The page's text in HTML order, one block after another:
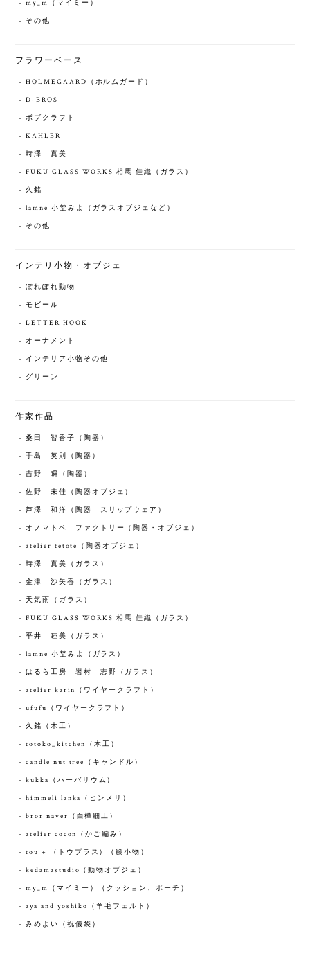
my_m（マイミー）
その他
フラワーベース
HOLMEGAARD（ホルムガード）
D-BROS
ボブクラフト
KAHLER
時澤 真美
FUKU GLASS WORKS 相馬 佳織（ガラス）
久銘
lamne 小埜みよ（ガラスオブジェなど）
その他
インテリ小物・オブジェ
ぽれぽれ動物
モビール
LETTER HOOK
オーナメント
インテリア小物その他
グリーン
作家作品
桑田 智香子（陶器）
手島 英則（陶器）
吉野 瞬（陶器）
佐野 未佳（陶器オブジェ）
芦澤 和洋（陶器 スリップウェア）
オノマトペ ファクトリー（陶器・オブジェ）
atelier tetote（陶器オブジェ）
時澤 真美（ガラス）
金津 沙矢香（ガラス）
天気雨（ガラス）
FUKU GLASS WORKS 相馬 佳織（ガラス）
平井 睦美（ガラス）
lamne 小埜みよ（ガラス）
はるら工房 岩村 志野（ガラス）
atelier karin（ワイヤークラフト）
ufufu（ワイヤークラフト）
久銘（木工）
totoko_kitchen（木工）
candle nut tree（キャンドル）
kukka（ハーバリウム）
himmeli lanka（ヒンメリ）
bror naver（白樺細工）
atelier cocon（かご編み）
tou + （トウプラス）（籐小物）
kedamastudio（動物オブジェ）
my_m（マイミー）（クッション、ポーチ）
aya and yoshiko（羊毛フェルト）
みめよい（祝儀袋）